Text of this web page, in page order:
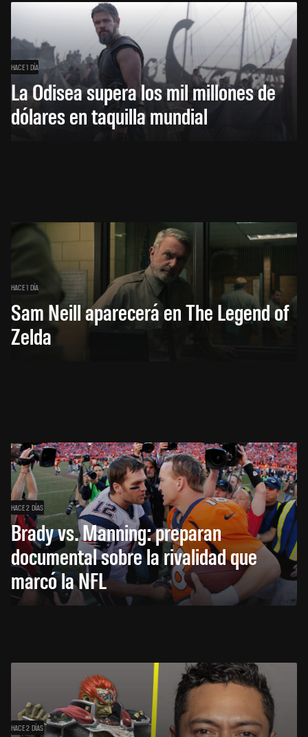
HACE 1 DÍA
La Odisea supera los mil millones de
dólares en taquilla mundial
HACE 1 DÍA
Sam Neill aparecerá en The Legend of
Zelda
HACE 2 DÍAS
Brady vs. Manning: preparan
documental sobre la rivalidad que
marcó la NFL
HACE 2 DÍAS